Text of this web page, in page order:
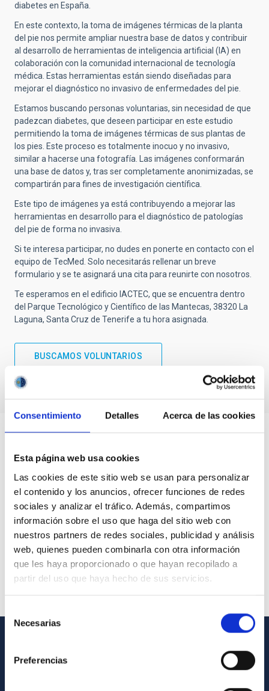
Consentimiento Detalles Acerca de las cookies
Esta página web usa cookies
Las cookies de este sitio web se usan para personalizar
el contenido y los anuncios, ofrecer funciones de redes
sociales y analizar el tráfico. Además, compartimos
información sobre el uso que haga del sitio web con
nuestros partners de redes sociales, publicidad y análisis
web, quienes pueden combinarla con otra información
que les haya proporcionado o que hayan recopilado a
partir del uso que haya hecho de sus servicios.
Necesarias
Preferencias
diabetes en España.
En este contexto, la toma de imágenes térmicas de la planta
del pie nos permite ampliar nuestra base de datos y contribuir
al desarrollo de herramientas de inteligencia artificial (IA) en
colaboración con la comunidad internacional de tecnología
médica. Estas herramientas están siendo diseñadas para
mejorar el diagnóstico no invasivo de enfermedades del pie.
Estamos buscando personas voluntarias, sin necesidad de que
padezcan diabetes, que deseen participar en este estudio
permitiendo la toma de imágenes térmicas de sus plantas de
los pies. Este proceso es totalmente inocuo y no invasivo,
similar a hacerse una fotografía. Las imágenes conformarán
una base de datos y, tras ser completamente anonimizadas, se
compartirán para fines de investigación científica.
Este tipo de imágenes ya está contribuyendo a mejorar las
herramientas en desarrollo para el diagnóstico de patologías
del pie de forma no invasiva.
Si te interesa participar, no dudes en ponerte en contacto con el
equipo de TecMed. Solo necesitarás rellenar un breve
formulario y se te asignará una cita para reunirte con nosotros.
Te esperamos en el edificio IACTEC, que se encuentra dentro
del Parque Tecnológico y Científico de las Mantecas, 38320 La
Laguna, Santa Cruz de Tenerife a tu hora asignada.
BUSCAMOS VOLUNTARIOS